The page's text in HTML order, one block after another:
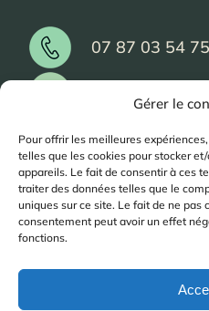
Gérer le
Pour offrir les meilleures
telles que les cookies pour stocker
appareils. Le fait de consentir à ces
traiter des données telles que le
uniques sur ce site. Le fait de ne pas
consentement peut avoir un effet
fonctions.
07 87 03 54 75
8 Av.
Salle de bain clé en
Salle de pain PMR